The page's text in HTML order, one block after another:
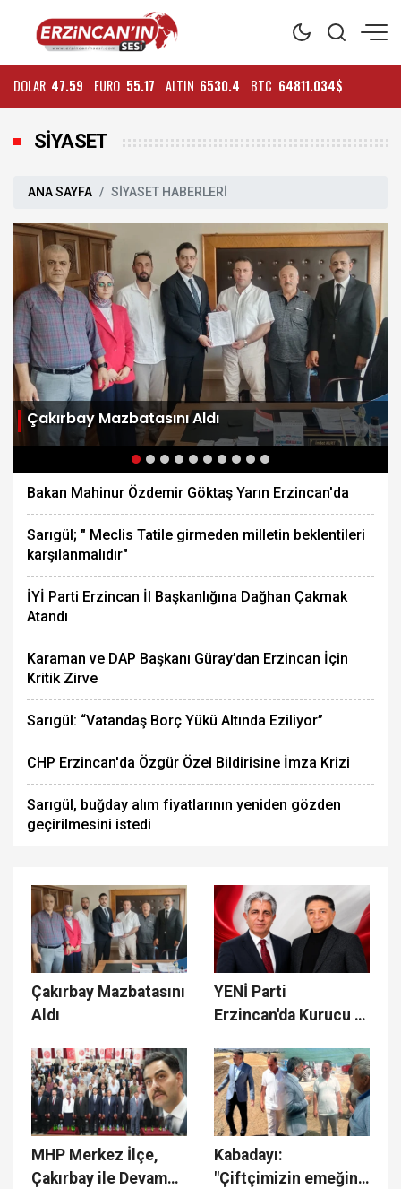
DOLAR 47.59 EURO 55.17 ALTIN 6530.4 BTC 64811.034$
SİYASET
ANA SAYFA SİYASET HABERLERİ
Çakırbay Mazbatasını Aldı
Bakan Mahinur Özdemir Göktaş Yarın Erzincan'da
Sarıgül; " Meclis Tatile girmeden milletin beklentileri
karşılanmalıdır"
İYİ Parti Erzincan İl Başkanlığına Dağhan Çakmak
Atandı
Karaman ve DAP Başkanı Güray’dan Erzincan İçin
Kritik Zirve
Sarıgül: “Vatandaş Borç Yükü Altında Eziliyor”
CHP Erzincan'da Özgür Özel Bildirisine İmza Krizi
Sarıgül, buğday alım fiyatlarının yeniden gözden
geçirilmesini istedi
Çakırbay Mazbatasını
Aldı
YENİ Parti
Erzincan'da Kurucu İl
Başkanlarını
Görevlendirdi
MHP Merkez İlçe,
Çakırbay ile Devam
Kabadayı:
"Çiftçimizin emeğini